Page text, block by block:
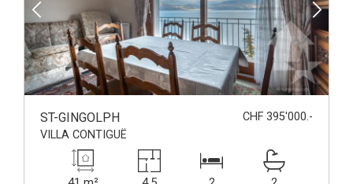
ST-GINGOLPH
CHF 395'000.-
VILLA CONTIGUË